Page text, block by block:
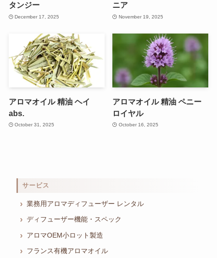
タンジー
December 17, 2025
ニア
November 19, 2025
アロマオイル 精油 ヘイ
abs.
October 31, 2025
アロマオイル 精油 ペニー
ロイヤル
October 16, 2025
サービス
業務用アロマディフューザー レンタル
ディフューザー機能・スペック
アロマOEM小ロット製造
フランス有機アロマオイル